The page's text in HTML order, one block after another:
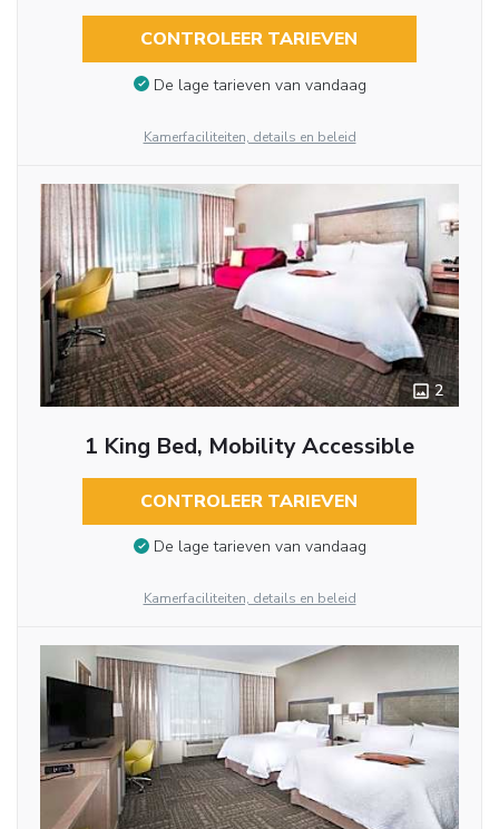
CONTROLEER TARIEVEN
De lage tarieven van vandaag
Kamerfaciliteiten, details en beleid
2
1 King Bed, Mobility Accessible
CONTROLEER TARIEVEN
De lage tarieven van vandaag
Kamerfaciliteiten, details en beleid